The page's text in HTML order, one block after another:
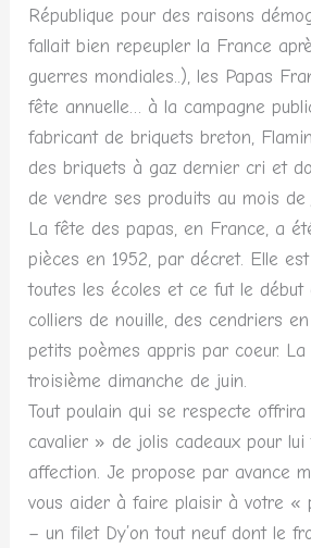
République pour des raisons
fallait bien repeupler la France
guerres mondiales..), les Papas
fête annuelle… à la campagne
fabricant de briquets breton,
des briquets à gaz dernier cri et
de vendre ses produits au mois de
La fête des papas, en France, a
pièces en 1952, par décret. Elle
toutes les écoles et ce fut le début
colliers de nouille, des cendriers
petits poèmes appris par coeur.
troisième dimanche de juin.
Tout poulain qui se respecte
cavalier » de jolis cadeaux pour lui
affection. Je propose par avance
vous aider à faire plaisir à votre «
– un filet Dy’on tout neuf dont le